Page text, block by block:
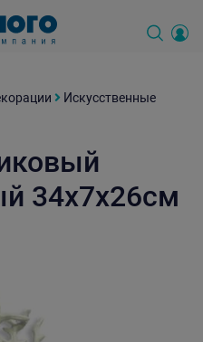
Искусственные
34х7х26см